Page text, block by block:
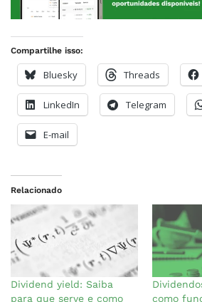
Compartilhe isso:
Bluesky Threads
LinkedIn Telegram
E-mail
Relacionado
Dividend yield: Saiba
para que serve e como
como